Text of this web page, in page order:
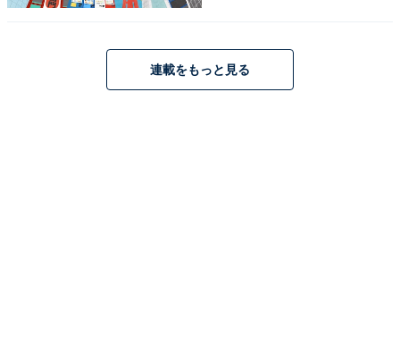
楽しめる施設として地元に定着しています。
料金は大人500円・高校生300円・小中学生200円で、小
学生未満は無料（保護者同伴必須・付き添いルールの詳
連載をもっと見る